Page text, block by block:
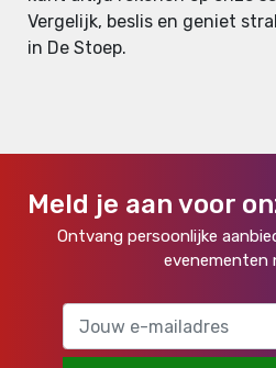
Vergelijk, beslis en geniet
in De Stoep.
Meld je aan voor
Ontvang persoonlijke
evenementen